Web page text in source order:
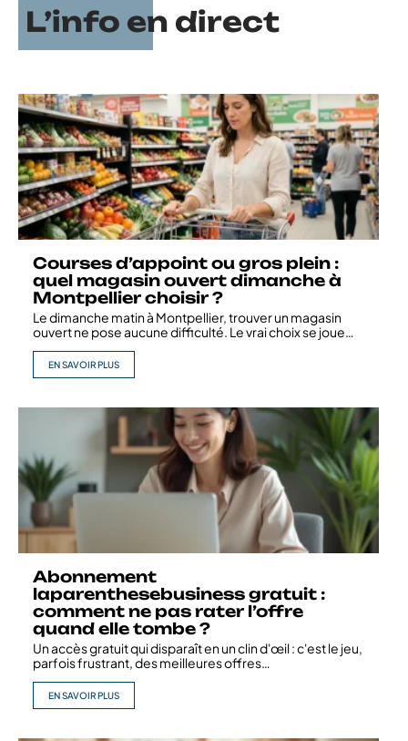
L’info en direct
Courses d’appoint ou gros plein :
quel magasin ouvert dimanche à
Montpellier choisir ?
Le dimanche matin à Montpellier, trouver un magasin
ouvert ne pose aucune difficulté. Le vrai choix se joue…
EN SAVOIR PLUS
Abonnement
laparenthesebusiness gratuit :
comment ne pas rater l’offre
quand elle tombe ?
Un accès gratuit qui disparaît en un clin d'œil : c'est le jeu,
parfois frustrant, des meilleures offres…
EN SAVOIR PLUS